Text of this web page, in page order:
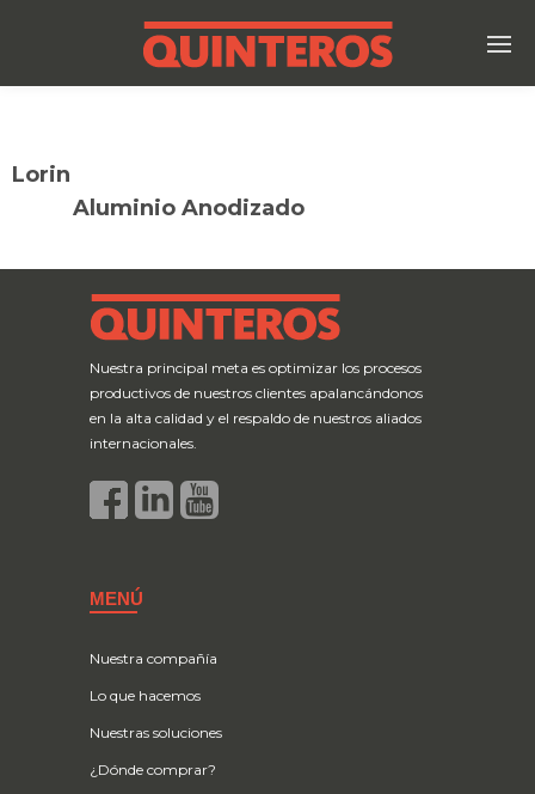
Lorin
Aluminio Anodizado
Nuestra principal meta es optimizar los procesos
productivos de nuestros clientes apalancándonos
en la alta calidad y el respaldo de nuestros aliados
internacionales.
MENÚ
Nuestra compañía
Lo que hacemos
Nuestras soluciones
¿Dónde comprar?